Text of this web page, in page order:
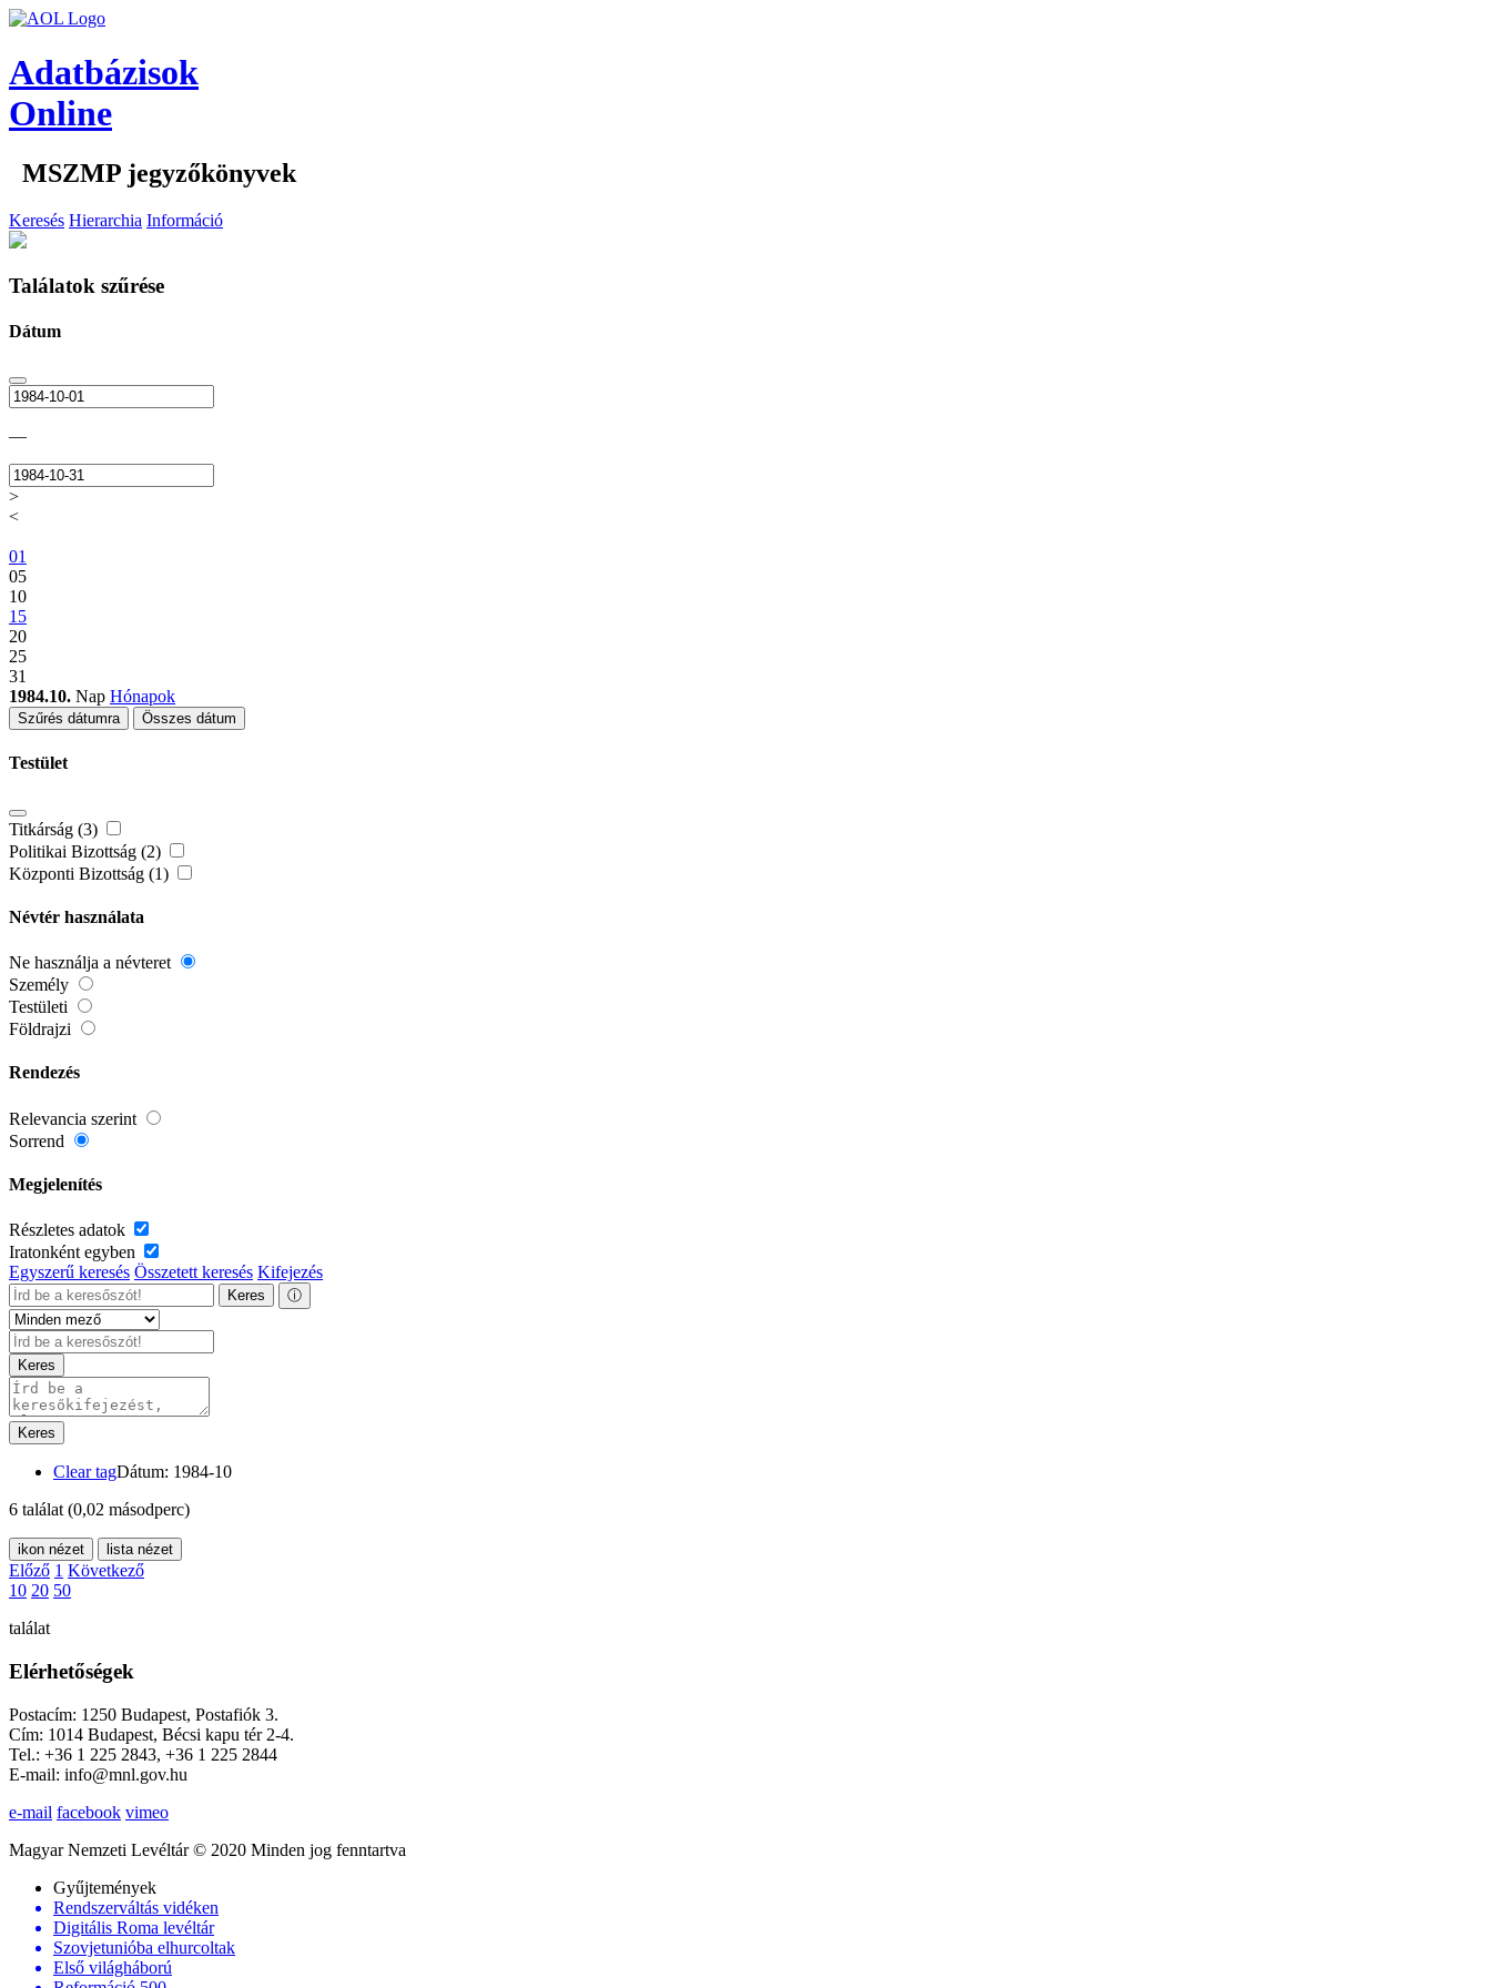
Adatbázisok
Online
MSZMP jegyzőkönyvek
Keresés Hierarchia Információ
Találatok szűrése
Dátum
—
>
<
01
05
10
15
20
25
31
1984.10. Nap Hónapok
Szűrés dátumra Összes dátum
Testület
Titkárság (3)
Politikai Bizottság (2)
Központi Bizottság (1)
Névtér használata
Ne használja a névteret
Személy
Testületi
Földrajzi
Rendezés
Relevancia szerint
Sorrend
Megjelenítés
Részletes adatok
Iratonként egyben
Egyszerű keresés Összetett keresés Kifejezés
Keres ⓘ
Keres
Keres
Clear tagDátum: 1984-10
6 találat (0,02 másodperc)
ikon nézet lista nézet
Előző 1 Következő
10 20 50
találat
Elérhetőségek
Postacím: 1250 Budapest, Postafiók 3.
Cím: 1014 Budapest, Bécsi kapu tér 2-4.
Tel.: +36 1 225 2843, +36 1 225 2844
E-mail: info@mnl.gov.hu
e-mail facebook vimeo
Magyar Nemzeti Levéltár © 2020 Minden jog fenntartva
Gyűjtemények
Rendszerváltás vidéken
Digitális Roma levéltár
Szovjetunióba elhurcoltak
Első világháború